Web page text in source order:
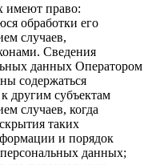
имеют право:
обработки его
случаев,
Сведения
данных Оператором
содержаться
другим субъектам
случаев, когда
таких
и порядок
данных;